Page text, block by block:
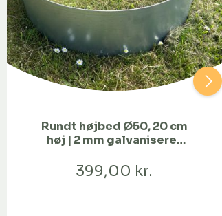
Rundt højbed Ø50, 20 cm
høj | 2 mm galvaniseret
399,00 kr.